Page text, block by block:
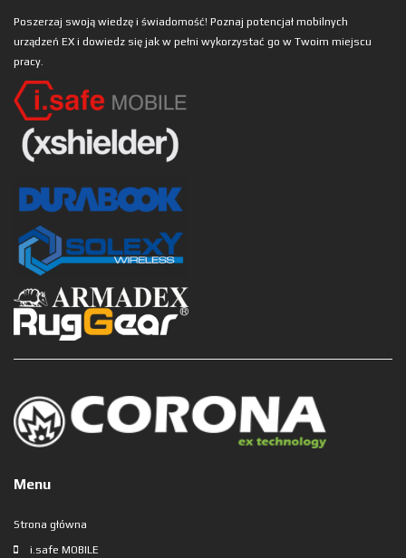
Poszerzaj swoją wiedzę i świadomość! Poznaj potencjał mobilnych
urządzeń EX i dowiedz się jak w pełni wykorzystać go w Twoim miejscu
pracy.
Menu
Strona główna
i.safe MOBILE